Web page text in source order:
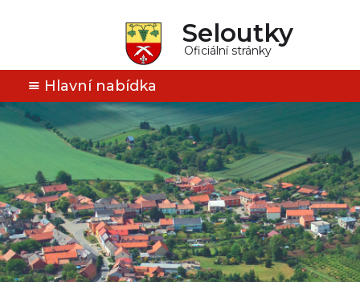
Seloutky
Oficiální stránky
Hlavní nabídka